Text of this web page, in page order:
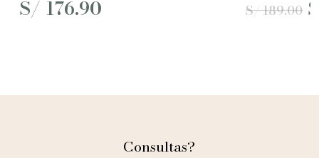
S/ 176.90 S/189.00
Consultas?